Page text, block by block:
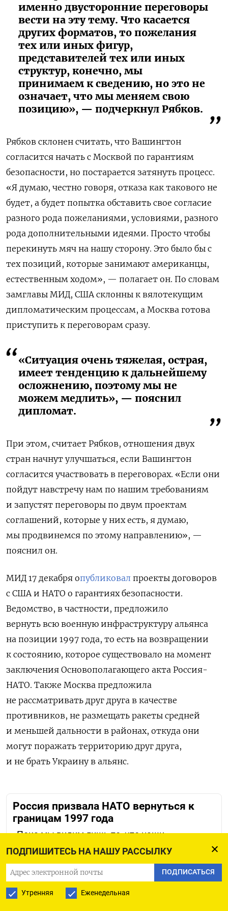
ПОДПИШИТЕСЬ НА НАШУ РАССЫЛКУ
ПОДПИСАТЬСЯ
Утренняя Еженедельная
именно двусторонние переговоры
вести на эту тему. Что касается
других форматов, то пожелания
тех или иных фигур,
представителей тех или иных
структур, конечно, мы
принимаем к сведению, но это не
означает, что мы меняем свою
позицию», — подчеркнул Рябков.
Рябков склонен считать, что Вашингтон
согласится начать с Москвой по гарантиям
безопасности, но постарается затянуть процесс.
«Я думаю, честно говоря, отказа как такового не
будет, а будет попытка обставить свое согласие
разного рода пожеланиями, условиями, разного
рода дополнительными идеями. Просто чтобы
перекинуть мяч на нашу сторону. Это было бы с
тех позиций, которые занимают американцы,
естественным ходом», — полагает он. По словам
замглавы МИД, США склонны к вялотекущим
дипломатическим процессам, а Москва готова
приступить к переговорам сразу.
«Ситуация очень тяжелая, острая,
имеет тенденцию к дальнейшему
осложнению, поэтому мы не
можем медлить», — пояснил
дипломат.
При этом, считает Рябков, отношения двух
стран начнут улучшаться, если Вашингтон
согласится участвовать в переговорах. «Если они
пойдут навстречу нам по нашим требованиям
и запустят переговоры по двум проектам
соглашений, которые у них есть, я думаю,
мы продвинемся по этому направлению», —
пояснил он.
МИД 17 декабря опубликовал проекты договоров
с США и НАТО о гарантиях безопасности.
Ведомство, в частности, предложило
вернуть всю военную инфраструктуру альянса
на позиции 1997 года, то есть на возвращении
к состоянию, которое существовало на момент
заключения Основополагающего акта Россия-
НАТО. Также Москва предложила
не рассматривать друг друга в качестве
противников, не размещать ракеты средней
и меньшей дальности в районах, откуда они
могут поражать территорию друг друга,
и не брать Украину в альянс.
Россия призвала НАТО вернуться к
границам 1997 года
«Пока мы видим лишь то, что наши
предложения отвергаются под надуманными
предлогами», — признал замглавы МИД
РФ Сергей Рябков
Замглавы МИД России Александр Грушко